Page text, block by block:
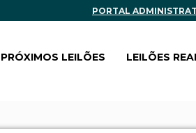
PORTAL
PRÓXIMOS LEILÕES LEILÕES